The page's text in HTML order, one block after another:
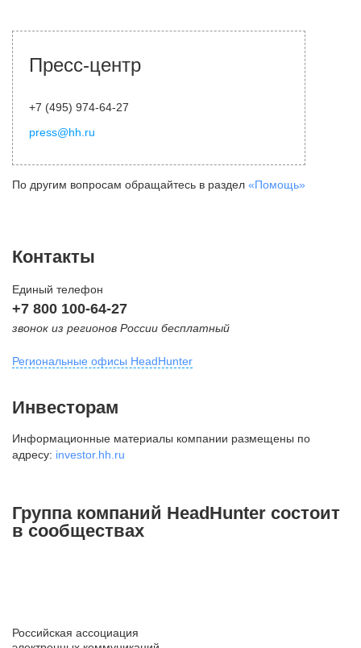
Пресс-центр
+7 (495) 974-64-27
press@hh.ru
По другим вопросам обращайтесь в раздел «Помощь»
Контакты
Единый телефон
+7 800 100-64-27
звонок из регионов России бесплатный
Региональные офисы HeadHunter
внутригородская территория
Муниципальный округ Тверской,
2-я Брестская ул., д. 48,
+7 495 980-64-27
ул. Жуковского, д. 19, особняк
Инвесторам
Информационные материалы компании размещены по
адресу: investor.hh.ru
Группа компаний HeadHunter состоит
в сообществах
Российская ассоциация